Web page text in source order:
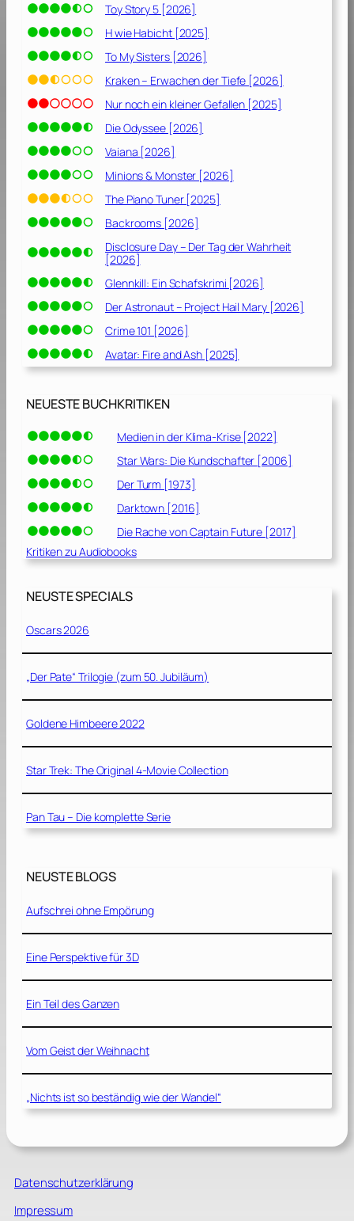
Toy Story 5 [2026]
H wie Habicht [2025]
To My Sisters [2026]
Kraken – Erwachen der Tiefe [2026]
Nur noch ein kleiner Gefallen [2025]
Die Odyssee [2026]
Vaiana [2026]
Minions & Monster [2026]
The Piano Tuner [2025]
Backrooms [2026]
Disclosure Day – Der Tag der Wahrheit
[2026]
Glennkill: Ein Schafskrimi [2026]
Der Astronaut – Project Hail Mary [2026]
Crime 101 [2026]
Avatar: Fire and Ash [2025]
NEUESTE BUCHKRITIKEN
Medien in der Klima-Krise [2022]
Star Wars: Die Kundschafter [2006]
Der Turm [1973]
Darktown [2016]
Die Rache von Captain Future [2017]
Kritiken zu Audiobooks
NEUSTE SPECIALS
Oscars 2026
„Der Pate“ Trilogie (zum 50. Jubiläum)
Goldene Himbeere 2022
Star Trek: The Original 4-Movie Collection
Pan Tau – Die komplette Serie
NEUSTE BLOGS
Aufschrei ohne Empörung
Eine Perspektive für 3D
Ein Teil des Ganzen
Vom Geist der Weihnacht
„Nichts ist so beständig wie der Wandel“
Datenschutzerklärung
Impressum